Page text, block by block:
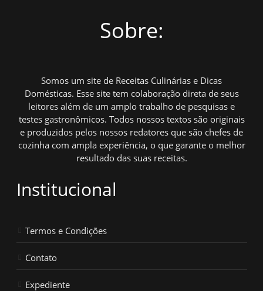
Sobre:
Somos um site de Receitas Culinárias e Dicas
Domésticas. Esse site tem colaboração direta de seus
leitores além de um amplo trabalho de pesquisas e
testes gastronômicos. Todos nossos textos são originais
e produzidos pelos nossos redatores que são chefes de
cozinha com ampla experiência, o que garante o melhor
resultado das suas receitas.
Institucional
Termos e Condições
Contato
Expediente